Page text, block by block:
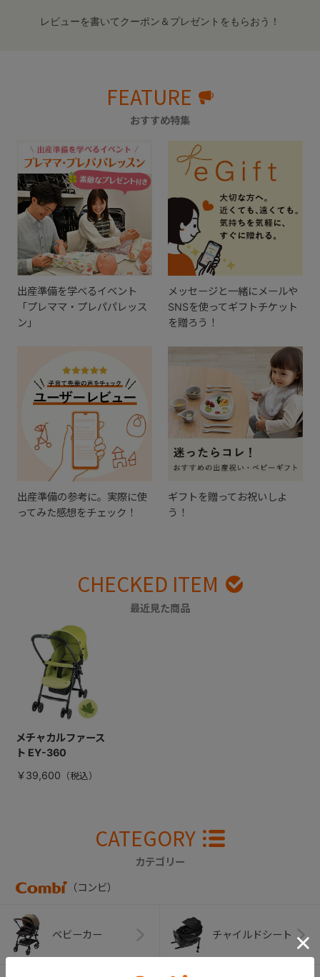
レビューを書いてクーポン＆プレゼントをもらおう！
FEATURE
おすすめ特集
出産準備を学べるイベント
「プレママ・プレパパレッス
ン」
メッセージと一緒にメールや
SNSを使ってギフトチケット
を贈ろう！
出産準備の参考に。実際に使
ってみた感想をチェック！
ギフトを贈ってお祝いしよ
う！
CHECKED ITEM
最近見た商品
メチャカルファース
ト EY-360
￥39,600
CATEGORY
カテゴリー
（コンビ）
ベビーカー チャイルドシート